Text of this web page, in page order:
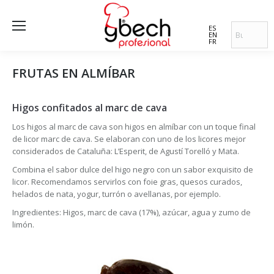
ES
EN
FR
FRUTAS EN ALMÍBAR
Higos confitados al marc de cava
Los higos al marc de cava son higos en almíbar con un toque final
de licor marc de cava. Se elaboran con uno de los licores mejor
considerados de Cataluña: L’Esperit, de Agustí Torelló y Mata.
Combina el sabor dulce del higo negro con un sabor exquisito de
licor. Recomendamos servirlos con foie gras, quesos curados,
helados de nata, yogur, turrón o avellanas, por ejemplo.
Ingredientes: Higos, marc de cava (17%), azúcar, agua y zumo de
limón.